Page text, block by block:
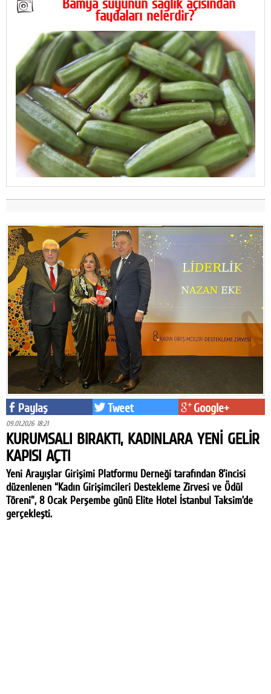
Bamya suyunun sağlık açısından
faydaları nelerdir?
Paylaş Tweet Google+
09.01.2026 18:21
KURUMSALI BIRAKTI, KADINLARA YENİ GELİR
KAPISI AÇTI
Yeni Arayışlar Girişimi Platformu Derneği tarafından 8’incisi
düzenlenen “Kadın Girişimcileri Destekleme Zirvesi ve Ödül
Töreni”, 8 Ocak Perşembe günü Elite Hotel İstanbul Taksim’de
gerçekleşti.